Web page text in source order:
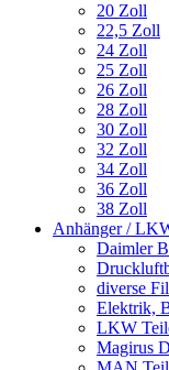
20 Zoll
22,5 Zoll
24 Zoll
25 Zoll
26 Zoll
28 Zoll
30 Zoll
32 Zoll
34 Zoll
36 Zoll
38 Zoll
Anhänger /
Daimler
diverse
Elektrik,
LKW
Magirus